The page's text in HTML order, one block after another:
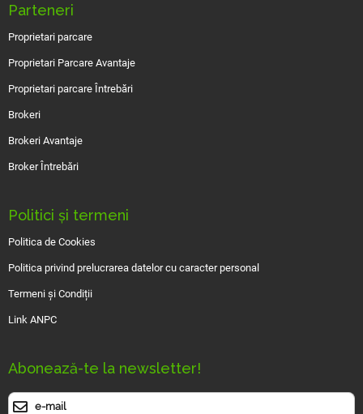
Parteneri
Proprietari parcare
Proprietari Parcare Avantaje
Proprietari parcare Întrebări
Brokeri
Brokeri Avantaje
Broker Întrebări
Politici și termeni
Politica de Cookies
Politica privind prelucrarea datelor cu caracter personal
Termeni și Condiții
Link ANPC
Abonează-te la newsletter!